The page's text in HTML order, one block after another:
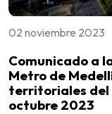
02 noviembre 2023
Comunicado a
Metro de
territoriales del
octubre 2023